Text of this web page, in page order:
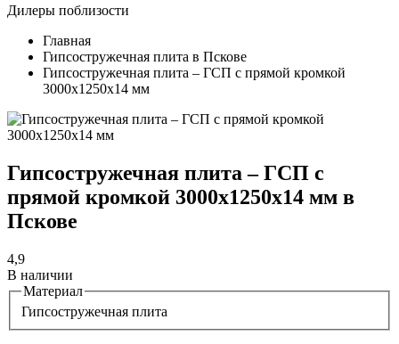
Дилеры поблизости
Главная
Гипсостружечная плита в Пскове
Гипсостружечная плита – ГСП с прямой кромкой
3000х1250х14 мм
Гипсостружечная плита – ГСП с
прямой кромкой 3000х1250х14 мм в
Пскове
4,9
В наличии
Материал
Гипсостружечная плита